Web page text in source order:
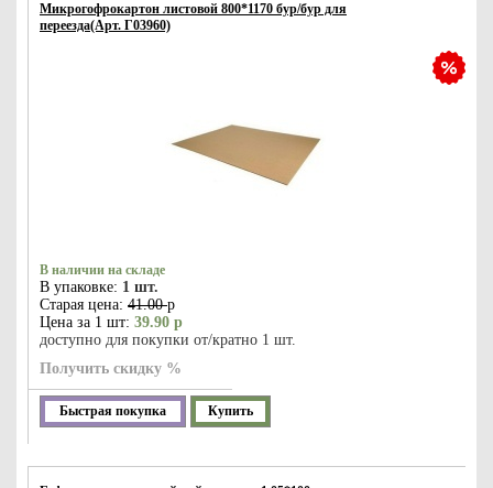
Микрогофрокартон листовой 800*1170 бур/бур для
переезда(Арт. Г03960)
В наличии на складе
В упаковке: 1 шт.
Старая цена: 41.00р
Цена за 1 шт: 39.90 р
доступно для покупки от/кратно 1 шт.
Получить скидку %
Быстрая покупка Купить